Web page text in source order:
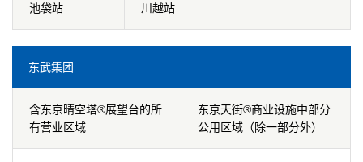
池袋站 川越站
东武集团
含东京晴空塔®展望台的所
有营业区域
东京天街®商业设施中部分
公用区域（除一部分外）